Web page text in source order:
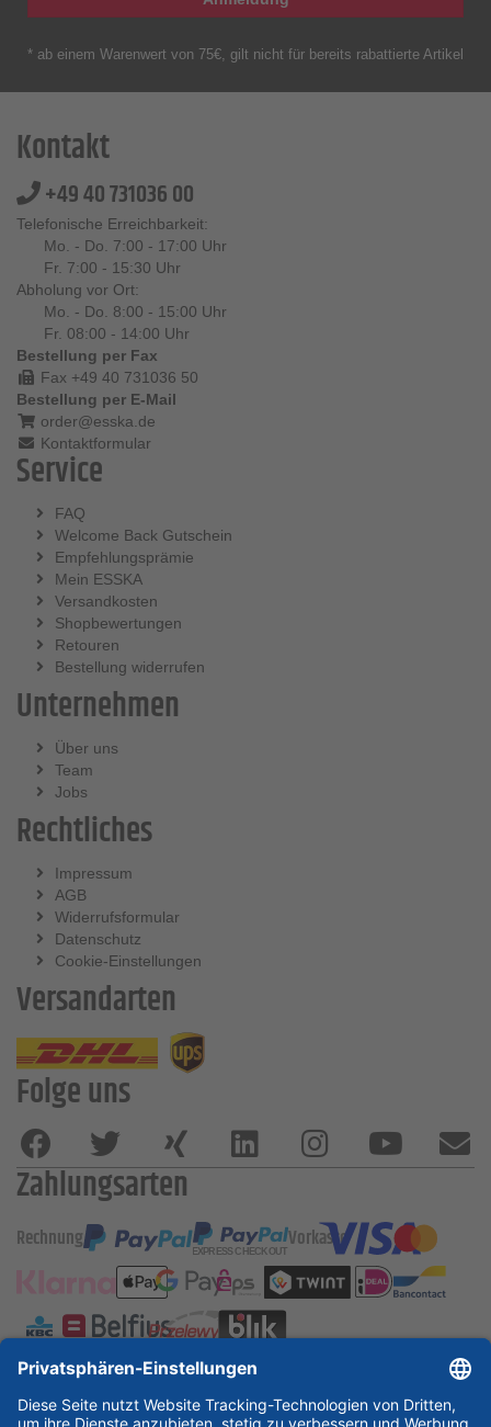
* ab einem Warenwert von 75€, gilt nicht für bereits rabattierte Artikel
Kontakt
+49 40 731036 00
Telefonische Erreichbarkeit:
Mo. - Do. 7:00 - 17:00 Uhr
Fr. 7:00 - 15:30 Uhr
Abholung vor Ort:
Mo. - Do. 8:00 - 15:00 Uhr
Fr. 08:00 - 14:00 Uhr
Bestellung per Fax
Fax +49 40 731036 50
Bestellung per E-Mail
order@esska.de
Kontaktformular
Service
FAQ
Welcome Back Gutschein
Empfehlungsprämie
Mein ESSKA
Versandkosten
Shopbewertungen
Retouren
Bestellung widerrufen
Unternehmen
Über uns
Team
Jobs
Rechtliches
Impressum
AGB
Widerrufsformular
Datenschutz
Cookie-Einstellungen
Versandarten
Folge uns
Zahlungsarten
Rechnung Vorkasse
ESSKA International
new